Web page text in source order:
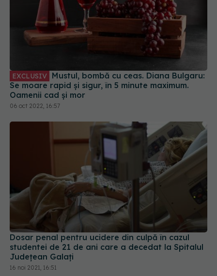
EXCLUSIV
Se moare rapid și sigur, în 5 minute maximum.
Oamenii cad și mor
06 oct 2022, 16:57
Dosar penal pentru ucidere din culpă în cazul
studentei de 21 de ani care a decedat la Spitalul
Județean Galați
16 noi 2021, 16:51